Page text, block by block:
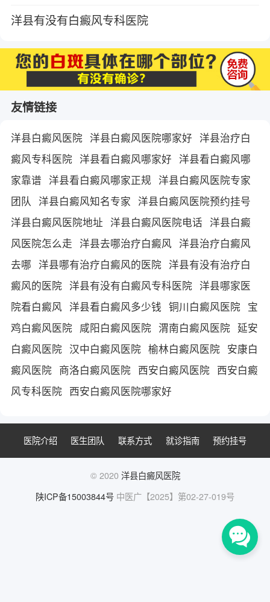
洋县有没有白癜风专科医院
友情链接
洋县白癜风医院 洋县白癜风医院哪家好 洋县治疗白
癜风专科医院 洋县看白癜风哪家好 洋县看白癜风哪
家靠谱 洋县看白癜风哪家正规 洋县白癜风医院专家
团队
洋县白癜风知名专家 洋县白癜风医院预约挂号
洋县白癜风医院地址 洋县白癜风医院电话 洋县白癜
风医院怎么走 洋县去哪治疗白癜风 洋县治疗白癜风
去哪 洋县哪有治疗白癜风的医院 洋县有没有治疗白
癜风的医院 洋县有没有白癜风专科医院 洋县哪家医
院看白癜风 洋县看白癜风多少钱 铜川白癜风医院 宝
鸡白癜风医院 咸阳白癜风医院 渭南白癜风医院 延安
白癜风医院 汉中白癜风医院 榆林白癜风医院 安康白
癜风医院 商洛白癜风医院 西安白癜风医院 西安白癜
风专科医院 西安白癜风医院哪家好
医院介绍 医生团队 联系方式 就诊指南 预约挂号
© 2020 洋县白癜风医院
陕ICP备15003844号 中医广【2025】第02-27-019号